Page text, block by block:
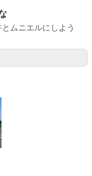
ムニエルにしよう